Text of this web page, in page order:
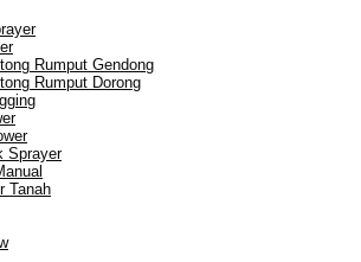
Rumput Gendong
Rumput Dorong
Sprayer
Tanah